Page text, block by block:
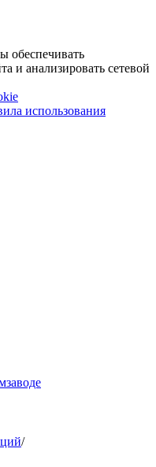
обеспечивать
и анализировать сетевой
использования
/